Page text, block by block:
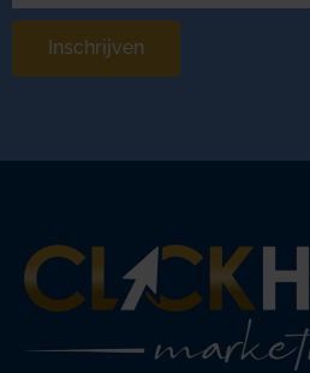
Inschrijven